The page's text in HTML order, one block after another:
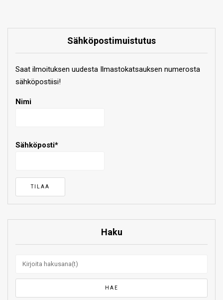
Sähköpostimuistutus
Saat ilmoituksen uudesta Ilmastokatsauksen numerosta
sähköpostiisi!
Nimi
Sähköposti*
Haku